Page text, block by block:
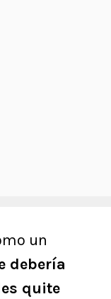
un
debería
quite